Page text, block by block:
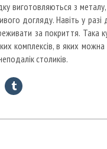
виготовляються з металу,
догляду. Навіть у
за покриття. Така
комплексів, в яких
столиків.